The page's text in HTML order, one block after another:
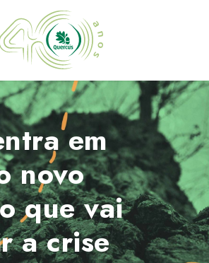
em
novo
que vai
a crise